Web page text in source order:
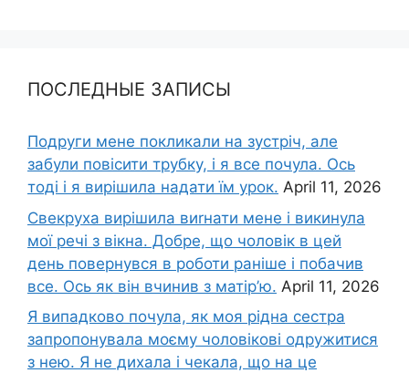
ПОСЛЕДНЫЕ ЗАПИСЫ
Подруги мене покликали на зустріч, але
забули повісити трубку, і я все почула. Ось
тоді і я вирішила надати їм урок. April 11, 2026
Свекруха вирішила виrнати мене і викинула
мої речі з вікна. Добре, що чоловік в цей
день повернувся в роботи раніше і побачив
все. Ось як він вчинив з матір’ю. April 11, 2026
Я випадково почула, як моя рідна сестра
запропонувала моєму чоловікові одружитися
з нею. Я не дихала і чекала, що на це